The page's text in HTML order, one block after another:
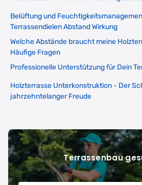
Belüftung und
Terrassendielen Abstand Wirkung
Welche Abstände braucht meine
Häufige Fragen
Professionelle Unterstützung für Dein
Holzterrasse Unterkonstruktion - Der
jahrzehntelanger Freude
Terrassenbau